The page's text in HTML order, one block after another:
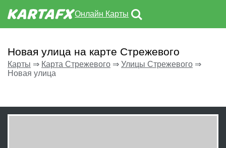
Онлайн Карты
Новая улица на карте Стрежевого
Карты ⇒ Карта Стрежевого ⇒ Улицы Стрежевого ⇒
Новая улица